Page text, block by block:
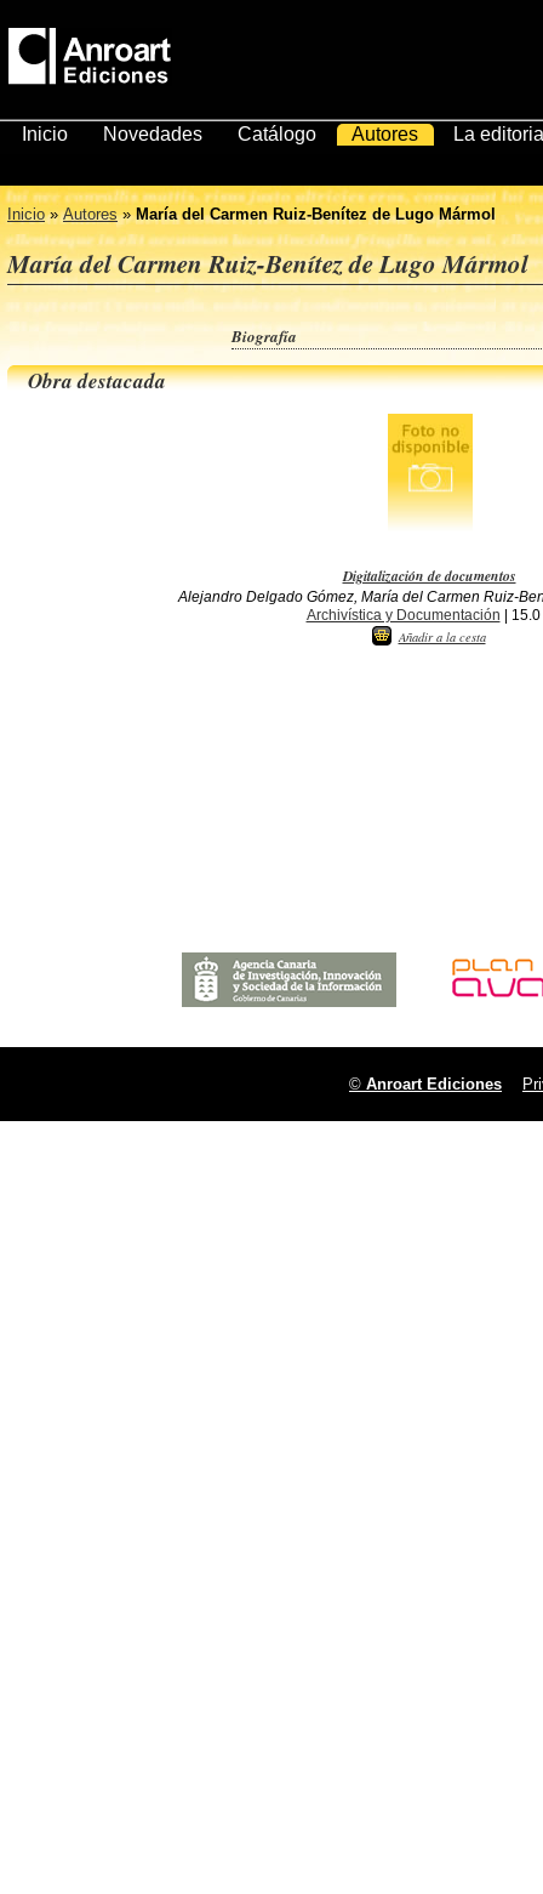
Inicio Novedades Catálogo Autores La
Inicio»Autores»María del Carmen Ruiz-Benítez de Lugo Mármol
María del Carmen Ruiz-Benítez de Lugo Mármol
Biografía
Obra destacada
Digitalización de documentos
Alejandro Delgado Gómez, María del Carmen Ruiz-
Archivística y Documentación |
Añadir a la cesta
© Anroart Ediciones